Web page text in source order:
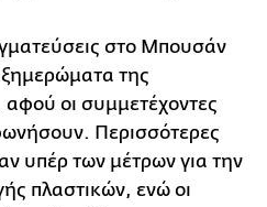
στο Μπουσάν
της
οι συμμετέχοντες
Περισσότερες
υπέρ των μέτρων για την
πλαστικών, ενώ οι